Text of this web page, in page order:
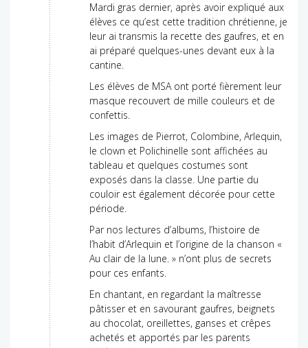
Mardi gras dernier, après avoir expliqué aux
élèves ce qu’est cette tradition chrétienne, je
leur ai transmis la recette des gaufres, et en
ai préparé quelques-unes devant eux à la
cantine.
Les élèves de MSA ont porté fièrement leur
masque recouvert de mille couleurs et de
confettis.
Les images de Pierrot, Colombine, Arlequin,
le clown et Polichinelle sont affichées au
tableau et quelques costumes sont
exposés dans la classe. Une partie du
couloir est également décorée pour cette
période.
Par nos lectures d’albums, l’histoire de
l’habit d’Arlequin et l’origine de la chanson «
Au clair de la lune. » n’ont plus de secrets
pour ces enfants.
En chantant, en regardant la maîtresse
pâtisser et en savourant gaufres, beignets
au chocolat, oreillettes, ganses et crêpes
achetés et apportés par les parents